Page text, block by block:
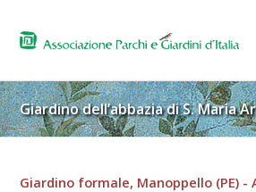
Giardino dell’abbazia di S. Maria
Giardino formale, Manoppello (PE) -